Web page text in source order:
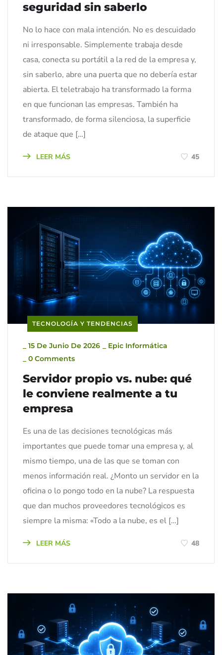
seguridad sin saberlo
No lo hace con mala intención. No es descuidado
ni irresponsable. Simplemente trabaja desde
casa, conecta su portátil a la red de la empresa y,
sin saberlo, abre una puerta que no debería estar
abierta. El teletrabajo ha transformado la forma
en que funcionan las empresas. También ha
transformado, de forma silenciosa, la superficie
de ataque que […]
LEER MÁS 45
TECNOLOGÍA Y TENDENCIAS
15 De Junio De 2026
Epic Informática
0 Comments
Servidor propio vs. nube: qué
le conviene realmente a tu
empresa
Es una de las decisiones tecnológicas más
importantes que puede tomar una empresa y, al
mismo tiempo, una de las que se toman con
menos información real. ¿Monto un servidor en la
oficina o lo pongo todo en la nube? La respuesta
que dan muchos proveedores tecnológicos es
siempre la misma: «Todo a la nube, es el […]
LEER MÁS 48